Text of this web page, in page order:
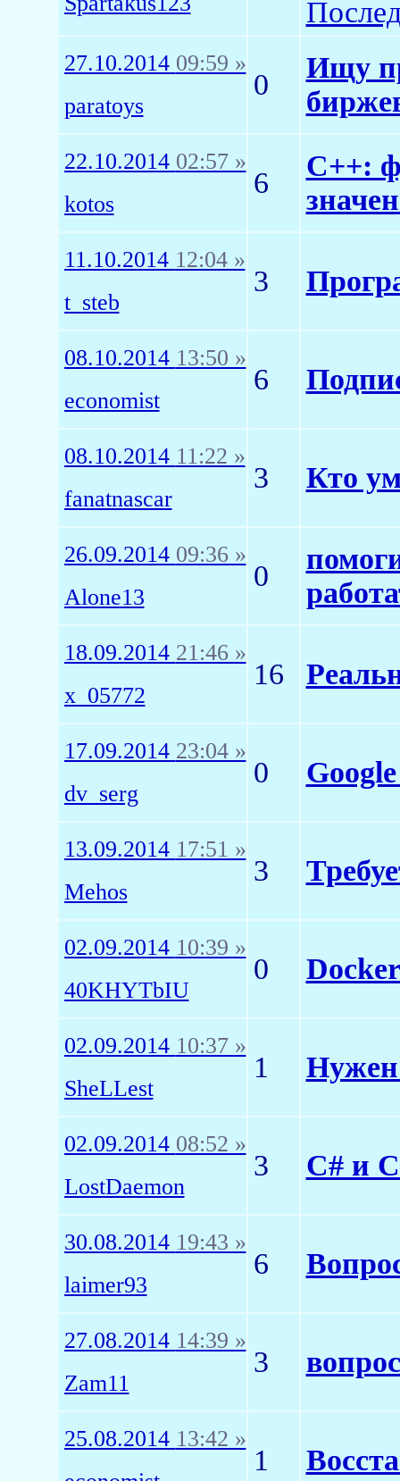
27.10.2014 09:59 »
paratoys
0
Ищу
22.10.2014 02:57 »
kotos
6
C++:
11.10.2014 12:04 »
t_steb
3
08.10.2014 13:50 »
economist
6
08.10.2014 11:22 »
fanatnascar
3 Кто
26.09.2014 09:36 »
Alone13
0
18.09.2014 21:46 »
x_05772
16
17.09.2014 23:04 »
dv_serg
0
13.09.2014 17:51 »
Mehos
3
02.09.2014 10:39 »
40KHYTbIU
0 Docker
02.09.2014 10:37 »
SheLLest
1 Нужен
02.09.2014 08:52 »
LostDaemon
3 C# и
30.08.2014 19:43 »
laimer93
6
27.08.2014 14:39 »
Zam11
3
25.08.2014 13:42 »
1